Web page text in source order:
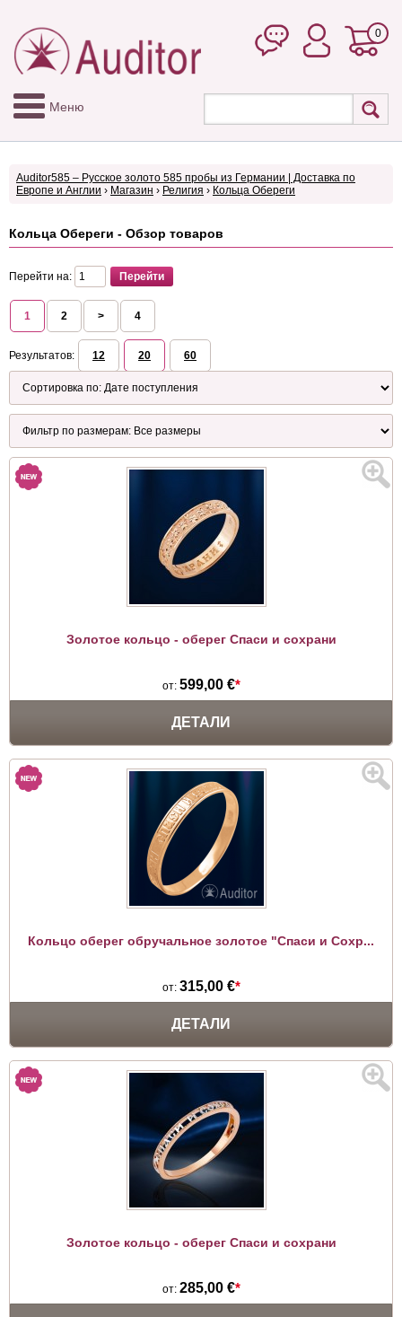
0
Меню
Auditor585 – Русское золото 585 пробы из Германии | Доставка по
Европе и Англии › Магазин › Религия › Кольца Обереги
Кольца Обереги - Обзор товаров
Перейти на:
1 2 > 4
Результатов: 12 20 60
Золотое кольцо - оберег Спаси и сохрани
от: 599,00 €*
ДЕТАЛИ
Кольцо оберег обручальное золотое "Спаси и Сохр...
от: 315,00 €*
ДЕТАЛИ
Золотое кольцо - оберег Спаси и сохрани
от: 285,00 €*